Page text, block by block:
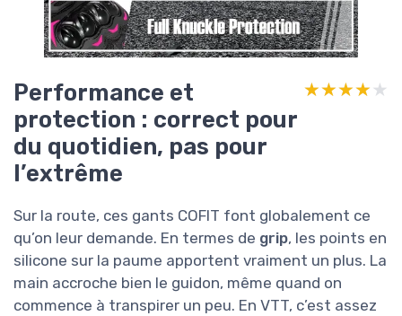
Performance et
protection : correct pour
du quotidien, pas pour
l’extrême
★★★★★
★★★★★
Sur la route, ces gants COFIT font globalement ce
qu’on leur demande. En termes de grip, les points en
silicone sur la paume apportent vraiment un plus. La
main accroche bien le guidon, même quand on
commence à transpirer un peu. En VTT, c’est assez